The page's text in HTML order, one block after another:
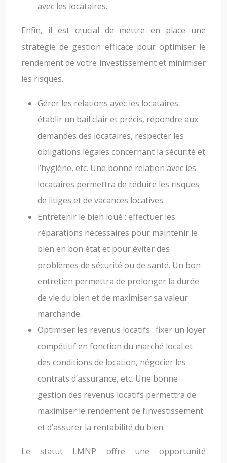
avec les locataires.
Enfin, il est crucial de mettre en place une
stratégie de gestion efficace pour optimiser le
rendement de votre investissement et minimiser
les risques.
Gérer les relations avec les locataires :
établir un bail clair et précis, répondre aux
demandes des locataires, respecter les
obligations légales concernant la sécurité et
l’hygiène, etc. Une bonne relation avec les
locataires permettra de réduire les risques
de litiges et de vacances locatives.
Entretenir le bien loué : effectuer les
réparations nécessaires pour maintenir le
bien en bon état et pour éviter des
problèmes de sécurité ou de santé. Un bon
entretien permettra de prolonger la durée
de vie du bien et de maximiser sa valeur
marchande.
Optimiser les revenus locatifs : fixer un loyer
compétitif en fonction du marché local et
des conditions de location, négocier les
contrats d’assurance, etc. Une bonne
gestion des revenus locatifs permettra de
maximiser le rendement de l’investissement
et d’assurer la rentabilité du bien.
Le statut LMNP offre une opportunité